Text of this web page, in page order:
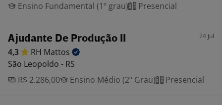
Ensino Fundamental (1º grau)
Presencial
Ajudante De Produção II 24 jul
4,3 RH Mattos
São Leopoldo - RS
R$ 2.286,00
Ensino Médio (2º Grau) Presencial